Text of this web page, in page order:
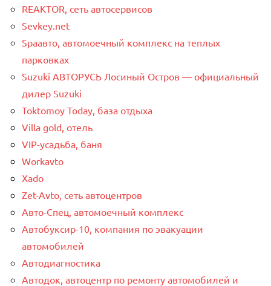
REAKTOR, сеть автосервисов
Sevkey.net
Spaавто, автомоечный комплекс на теплых
парковках
Suzuki АВТОРУСЬ Лосиный Остров — официальный
дилер Suzuki
Toktomoy Today, база отдыха
Villa gold, отель
VIP-усадьба, баня
Workavto
Xado
Zet-Avto, сеть автоцентров
Авто-Спец, автомоечный комплекс
Автобуксир-10, компания по эвакуации
автомобилей
Автодиагностика
Автодок, автоцентр по ремонту автомобилей и